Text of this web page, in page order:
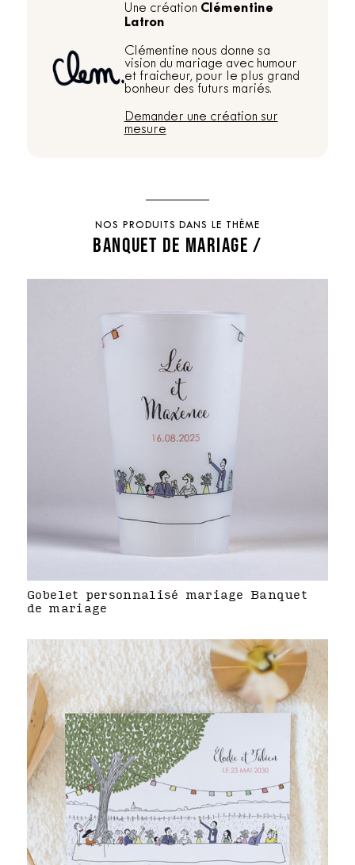
Une création Clémentine
Latron
Clémentine nous donne sa
vision du mariage avec humour
et fraicheur, pour le plus grand
bonheur des futurs mariés.
Demander une création sur
mesure
NOS PRODUITS DANS LE THÈME
BANQUET DE MARIAGE /
Gobelet personnalisé mariage Banquet
de mariage